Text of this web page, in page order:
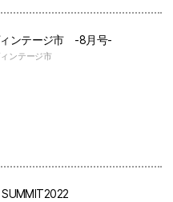
ンテージ市 -8月号-
ンテージ市
SUMMIT2022